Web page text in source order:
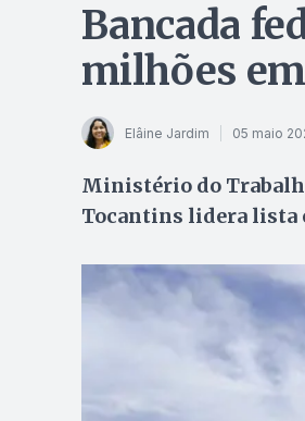
Bancada
milhões
Elâine Jardim 05 maio
Ministério do
Tocantins lidera lista